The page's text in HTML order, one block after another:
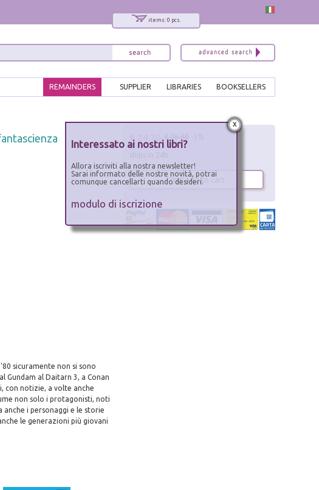
items: 0 pcs.
BOOKSELLERS
LIBRARIES
SUPPLIER
REMAINDERS
sicuramente non si sono
Gundam al Daitarn 3, a Conan
con notizie, a volte anche
non solo i protagonisti, noti
i personaggi e le storie
le generazioni più giovani
€ 24.70
add to cart
x
Interessato ai nostri libri?
Allora iscriviti alla nostra newsletter!
Sarai informato delle nostre novità, potrai
comunque cancellarti quando desideri.
modulo di iscrizione